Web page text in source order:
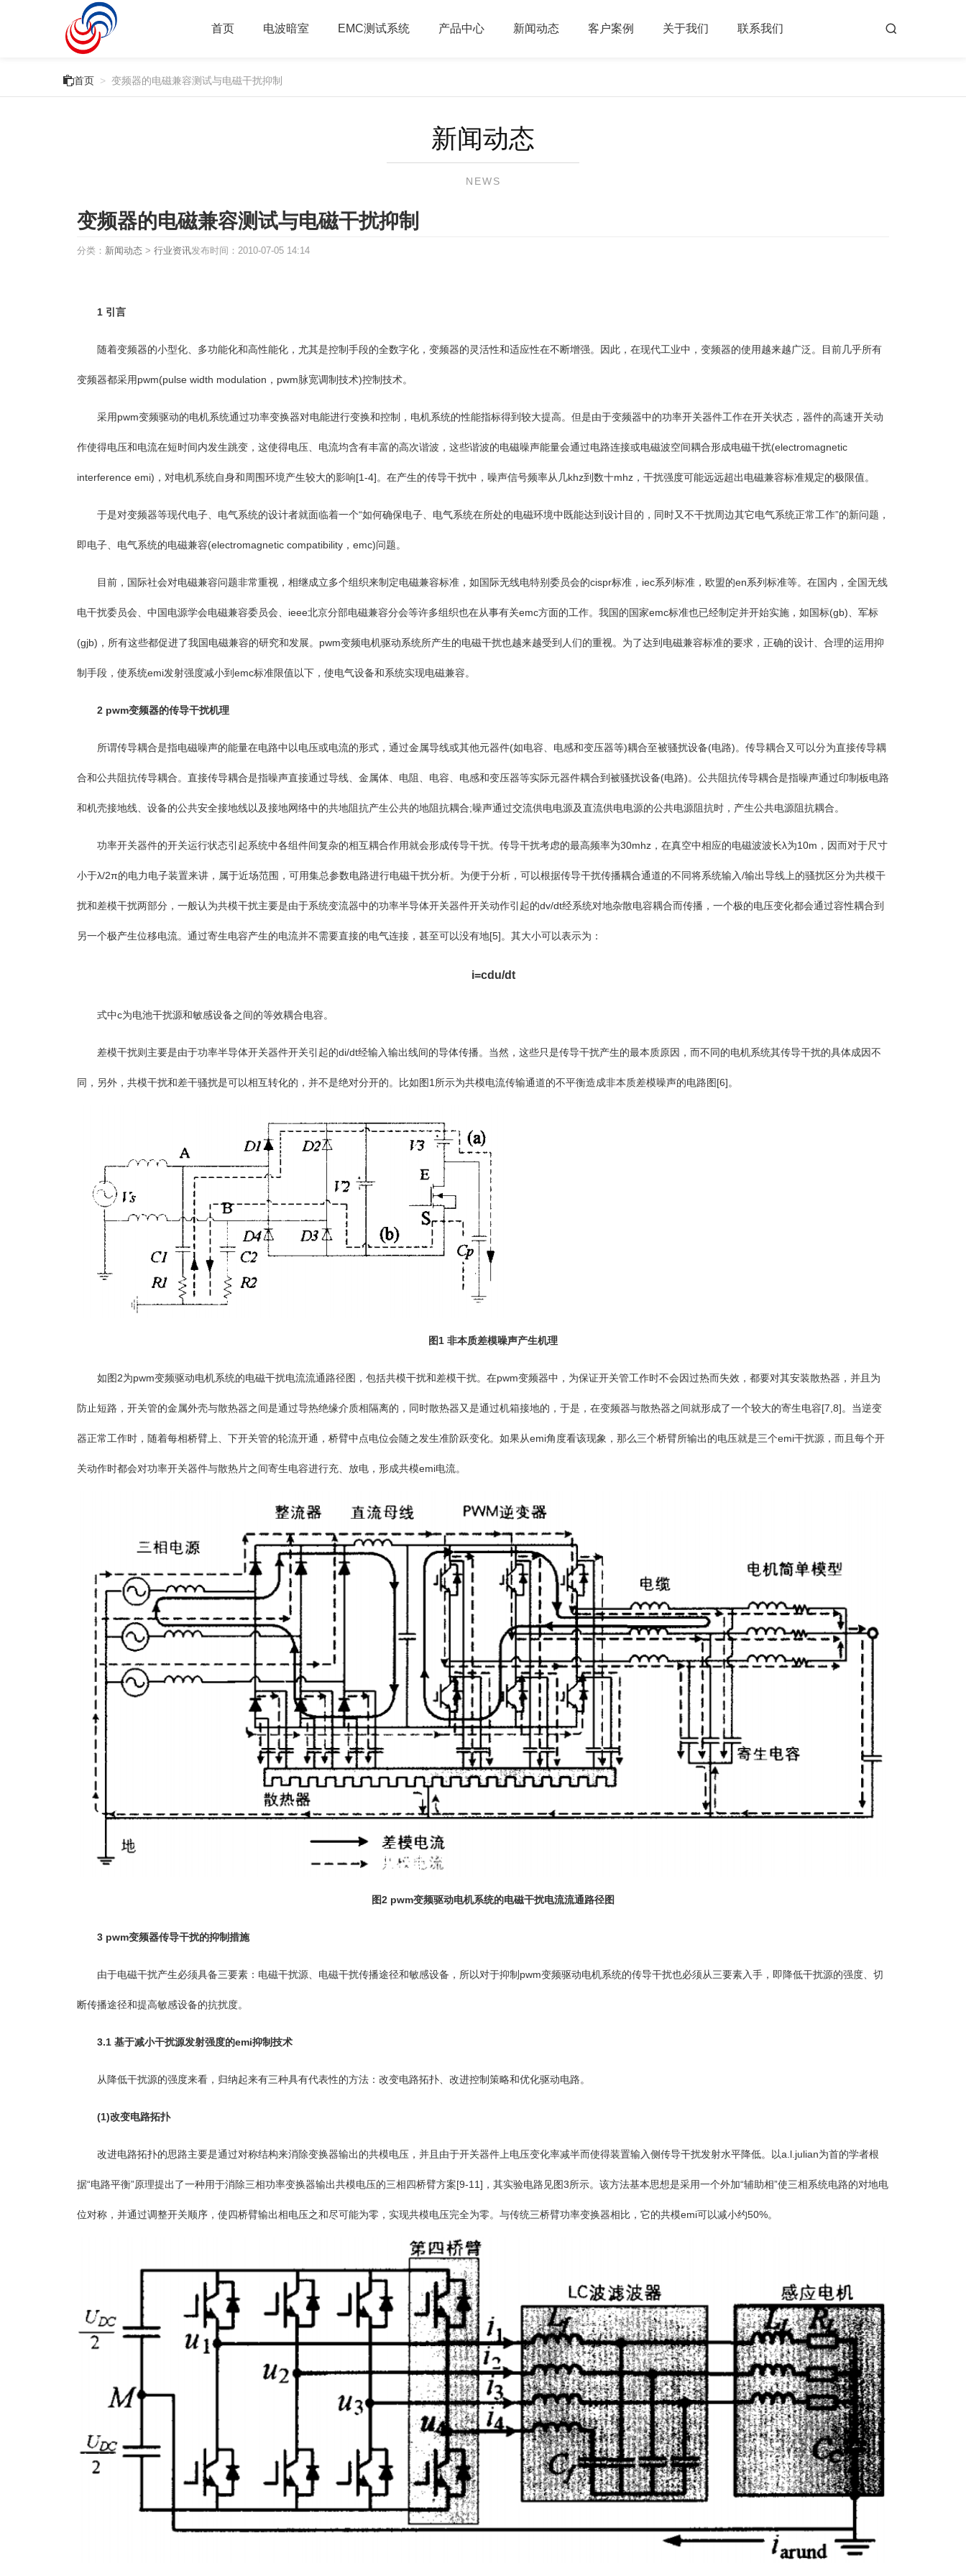
首页 电波暗室 EMC测试系统 产品中心 新闻动态 客户案例 关于我们 联系我们
首页 > 变频器的电磁兼容测试与电磁干扰抑制
新闻动态
NEWS
变频器的电磁兼容测试与电磁干扰抑制
分类： 新闻动态 > 行业资讯发布时间： 2010-07-05 14:14
1 引言
随着变频器的小型化、多功能化和高性能化，尤其是控制手段的全数字化，变频器的灵活性和适应性在不断增强。因此，在现代工业中，变频器的使用越来越广泛。目前几乎所有
变频器都采用pwm(pulse width modulation，pwm脉宽调制技术)控制技术。
采用pwm变频驱动的电机系统通过功率变换器对电能进行变换和控制，电机系统的性能指标得到较大提高。但是由于变频器中的功率开关器件工作在开关状态，器件的高速开关动
作使得电压和电流在短时间内发生跳变，这使得电压、电流均含有丰富的高次谐波，这些谐波的电磁噪声能量会通过电路连接或电磁波空间耦合形成电磁干扰(electromagnetic
interference emi)，对电机系统自身和周围环境产生较大的影响[1-4]。在产生的传导干扰中，噪声信号频率从几khz到数十mhz，干扰强度可能远远超出电磁兼容标准规定的极限值。
于是对变频器等现代电子、电气系统的设计者就面临着一个“如何确保电子、电气系统在所处的电磁环境中既能达到设计目的，同时又不干扰周边其它电气系统正常工作”的新问题，
即电子、电气系统的电磁兼容(electromagnetic compatibility，emc)问题。
目前，国际社会对电磁兼容问题非常重视，相继成立多个组织来制定电磁兼容标准，如国际无线电特别委员会的cispr标准，iec系列标准，欧盟的en系列标准等。在国内，全国无线
电干扰委员会、中国电源学会电磁兼容委员会、ieee北京分部电磁兼容分会等许多组织也在从事有关emc方面的工作。我国的国家emc标准也已经制定并开始实施，如国标(gb)、军标
(gjb)，所有这些都促进了我国电磁兼容的研究和发展。pwm变频电机驱动系统所产生的电磁干扰也越来越受到人们的重视。为了达到电磁兼容标准的要求，正确的设计、合理的运用抑
制手段，使系统emi发射强度减小到emc标准限值以下，使电气设备和系统实现电磁兼容。
2 pwm变频器的传导干扰机理
所谓传导耦合是指电磁噪声的能量在电路中以电压或电流的形式，通过金属导线或其他元器件(如电容、电感和变压器等)耦合至被骚扰设备(电路)。传导耦合又可以分为直接传导耦
合和公共阻抗传导耦合。直接传导耦合是指噪声直接通过导线、金属体、电阻、电容、电感和变压器等实际元器件耦合到被骚扰设备(电路)。公共阻抗传导耦合是指噪声通过印制板电路
和机壳接地线、设备的公共安全接地线以及接地网络中的共地阻抗产生公共的地阻抗耦合;噪声通过交流供电电源及直流供电电源的公共电源阻抗时，产生公共电源阻抗耦合。
功率开关器件的开关运行状态引起系统中各组件间复杂的相互耦合作用就会形成传导干扰。传导干扰考虑的最高频率为30mhz，在真空中相应的电磁波波长λ为10m，因而对于尺寸
小于λ/2π的电力电子装置来讲，属于近场范围，可用集总参数电路进行电磁干扰分析。为便于分析，可以根据传导干扰传播耦合通道的不同将系统输入/输出导线上的骚扰区分为共模干
扰和差模干扰两部分，一般认为共模干扰主要是由于系统变流器中的功率半导体开关器件开关动作引起的dv/dt经系统对地杂散电容耦合而传播，一个极的电压变化都会通过容性耦合到
另一个极产生位移电流。通过寄生电容产生的电流并不需要直接的电气连接，甚至可以没有地[5]。其大小可以表示为：
i=cdu/dt
式中c为电池干扰源和敏感设备之间的等效耦合电容。
差模干扰则主要是由于功率半导体开关器件开关引起的di/dt经输入输出线间的导体传播。当然，这些只是传导干扰产生的最本质原因，而不同的电机系统其传导干扰的具体成因不
同，另外，共模干扰和差干骚扰是可以相互转化的，并不是绝对分开的。比如图1所示为共模电流传输通道的不平衡造成非本质差模噪声的电路图[6]。
图1 非本质差模噪声产生机理
如图2为pwm变频驱动电机系统的电磁干扰电流流通路径图，包括共模干扰和差模干扰。在pwm变频器中，为保证开关管工作时不会因过热而失效，都要对其安装散热器，并且为
防止短路，开关管的金属外壳与散热器之间是通过导热绝缘介质相隔离的，同时散热器又是通过机箱接地的，于是，在变频器与散热器之间就形成了一个较大的寄生电容[7,8]。当逆变
器正常工作时，随着每相桥臂上、下开关管的轮流开通，桥臂中点电位会随之发生准阶跃变化。如果从emi角度看该现象，那么三个桥臂所输出的电压就是三个emi干扰源，而且每个开
关动作时都会对功率开关器件与散热片之间寄生电容进行充、放电，形成共模emi电流。
图2 pwm变频驱动电机系统的电磁干扰电流流通路径图
3 pwm变频器传导干扰的抑制措施
由于电磁干扰产生必须具备三要素：电磁干扰源、电磁干扰传播途径和敏感设备，所以对于抑制pwm变频驱动电机系统的传导干扰也必须从三要素入手，即降低干扰源的强度、切
断传播途径和提高敏感设备的抗扰度。
3.1 基于减小干扰源发射强度的emi抑制技术
从降低干扰源的强度来看，归纳起来有三种具有代表性的方法：改变电路拓扑、改进控制策略和优化驱动电路。
(1)改变电路拓扑
改进电路拓扑的思路主要是通过对称结构来消除变换器输出的共模电压，并且由于开关器件上电压变化率减半而使得装置输入侧传导干扰发射水平降低。以a.l.julian为首的学者根
据“电路平衡”原理提出了一种用于消除三相功率变换器输出共模电压的三相四桥臂方案[9-11]，其实验电路见图3所示。该方法基本思想是采用一个外加“辅助相”使三相系统电路的对地电
位对称，并通过调整开关顺序，使四桥臂输出相电压之和尽可能为零，实现共模电压完全为零。与传统三桥臂功率变换器相比，它的共模emi可以减小约50%。